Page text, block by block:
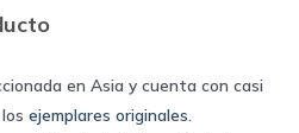
en Asia y cuenta con casi
ejemplares originales.